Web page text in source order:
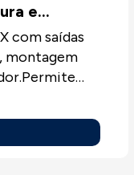
e
com saídas
montagem
sondas
módulos
com